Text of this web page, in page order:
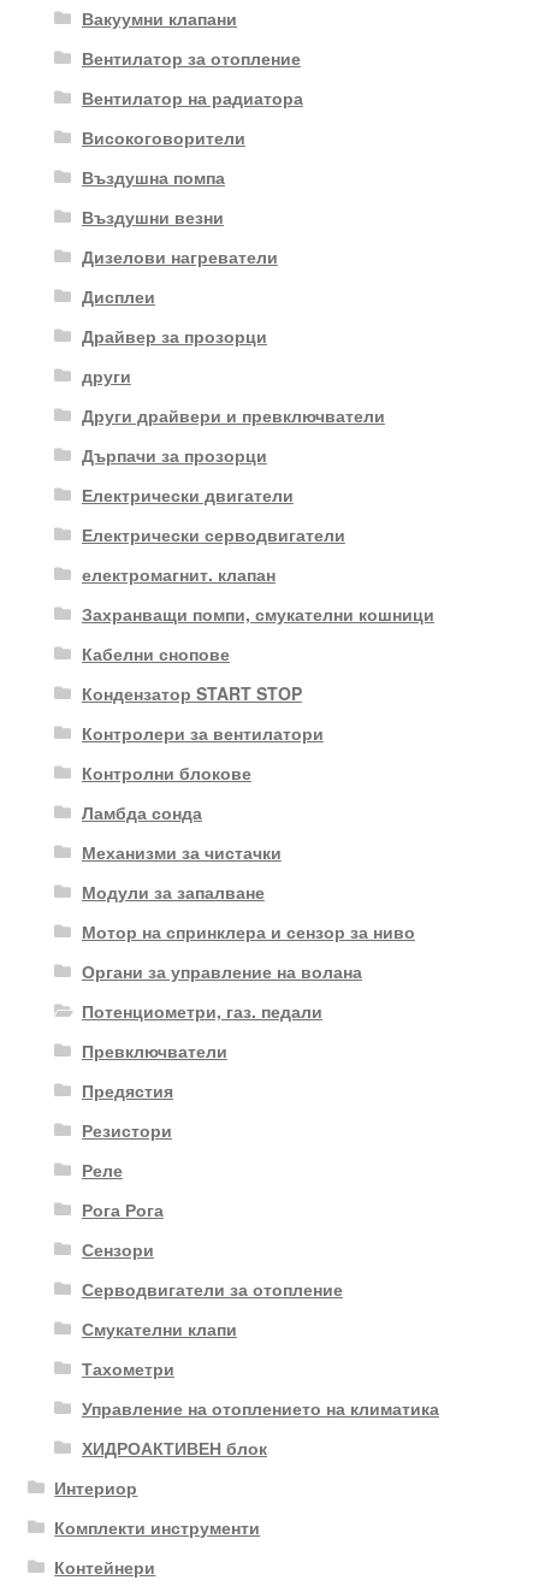
Вакуумни клапани
Вентилатор за отопление
Вентилатор на радиатора
Високоговорители
Въздушна помпа
Въздушни везни
Дизелови нагреватели
Дисплеи
Драйвер за прозорци
други
Други драйвери и превключватели
Дърпачи за прозорци
Електрически двигатели
Електрически серводвигатели
електромагнит. клапан
Захранващи помпи, смукателни кошници
Кабелни снопове
Кондензатор START STOP
Контролери за вентилатори
Контролни блокове
Ламбда сонда
Механизми за чистачки
Модули за запалване
Мотор на спринклера и сензор за ниво
Органи за управление на волана
Потенциометри, газ. педали
Превключватели
Предястия
Резистори
Реле
Рога Рога
Сензори
Серводвигатели за отопление
Смукателни клапи
Тахометри
Управление на отоплението на климатика
ХИДРОАКТИВЕН блок
Интериор
Комплекти инструменти
Контейнери